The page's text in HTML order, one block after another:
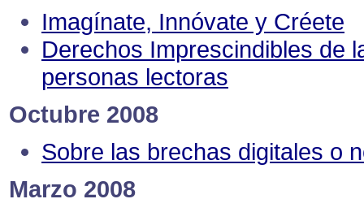
Imagínate, Innóvate y Créete
Derechos Imprescindibles de
personas lectoras
Octubre 2008
Sobre las brechas digitales o
Marzo 2008